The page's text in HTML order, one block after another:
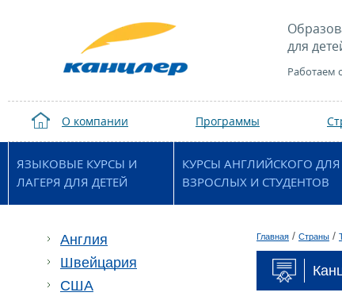
для
Работаем
О компании Программы
ЯЗЫКОВЫЕ КУРСЫ И
ЛАГЕРЯ ДЛЯ ДЕТЕЙ
КУРСЫ АНГЛИЙСКОГО ДЛЯ
ВЗРОСЛЫХ И СТУДЕНТОВ
Англия
Швейцария
США
Главная / Страны /